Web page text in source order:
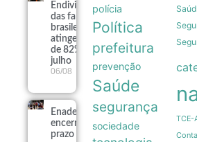
Endividamento
das famílias
brasileiras
atinge recorde
de 82% em
julho
06/08
Enade 2026
encerra
prazo para
polícia
Política
prefeitura
prevenção
Saúde
segurança
sociedade
TCE-